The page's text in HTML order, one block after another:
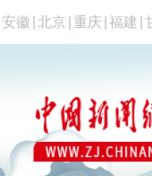
安徽 北京 重庆 福建